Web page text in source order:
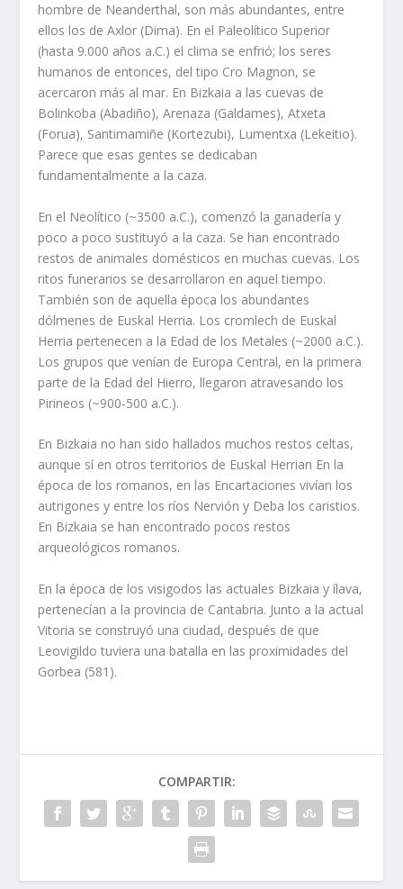
hombre de Neanderthal, son más abundantes, entre
ellos los de Axlor (Dima). En el Paleolí­tico Superior
(hasta 9.000 años a.C.) el clima se enfrió; los seres
humanos de entonces, del tipo Cro Magnon, se
acercaron más al mar. En Bizkaia a las cuevas de
Bolinkoba (Abadiño), Arenaza (Galdames), Atxeta
(Forua), Santimamiñe (Kortezubi), Lumentxa (Lekeitio).
Parece que esas gentes se dedicaban
fundamentalmente a la caza.
En el Neolí­tico (~3500 a.C.), comenzó la ganaderí­a y
poco a poco sustituyó a la caza. Se han encontrado
restos de animales domésticos en muchas cuevas. Los
ritos funerarios se desarrollaron en aquel tiempo.
También son de aquella época los abundantes
dólmenes de Euskal Herria. Los cromlech de Euskal
Herria pertenecen a la Edad de los Metales (~2000 a.C.).
Los grupos que vení­an de Europa Central, en la primera
parte de la Edad del Hierro, llegaron atravesando los
Pirineos (~900-500 a.C.).
En Bizkaia no han sido hallados muchos restos celtas,
aunque sí­ en otros territorios de Euskal Herrian En la
época de los romanos, en las Encartaciones viví­an los
autrigones y entre los rí­os Nervión y Deba los caristios.
En Bizkaia se han encontrado pocos restos
arqueológicos romanos.
En la época de los visigodos las actuales Bizkaia y ílava,
pertenecí­an a la provincia de Cantabria. Junto a la actual
Vitoria se construyó una ciudad, después de que
Leovigildo tuviera una batalla en las proximidades del
Gorbea (581).
COMPARTIR: